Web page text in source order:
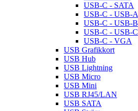
USB-C - SATA
USB-C - USB-A
USB-C - USB-B
USB-C - USB-C
USB-C - VGA
USB Grafikkort
USB Hub
USB Lightning
USB Micro
USB Mini
USB RJ45/LAN
USB SATA